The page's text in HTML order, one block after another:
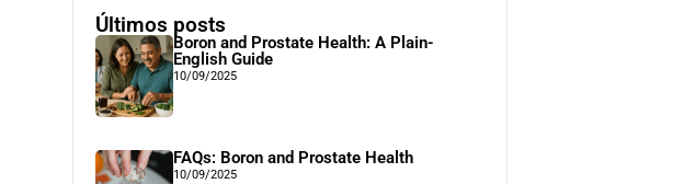
Últimos posts
Boron and Prostate Health: A Plain-
English Guide
10/09/2025
FAQs: Boron and Prostate Health
10/09/2025